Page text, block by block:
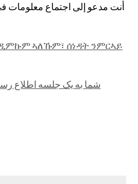
أنت مدعو إلى اجتماع معلومات
ኣለኹም፣ ሰነዳት ንምርኣይ
شما به یک جلسه اطلاع